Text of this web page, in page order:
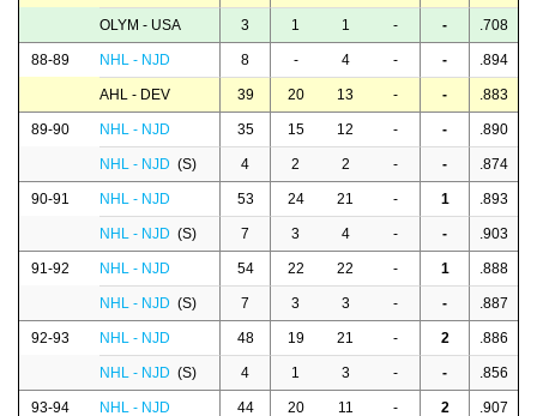
OLYM - USA 3 1 1 - - .708
88-89 NHL - NJD 8 - 4 - - .894
AHL - DEV 39 20 13 - - .883
89-90 NHL - NJD 35 15 12 - - .890
NHL - NJD (S) 4 2 2 - - .874
90-91 NHL - NJD 53 24 21 - 1 .893
NHL - NJD (S) 7 3 4 - - .903
91-92 NHL - NJD 54 22 22 - 1 .888
NHL - NJD (S) 7 3 3 - - .887
92-93 NHL - NJD 48 19 21 - 2 .886
NHL - NJD (S) 4 1 3 - - .856
93-94 NHL - NJD 44 20 11 - 2 .907